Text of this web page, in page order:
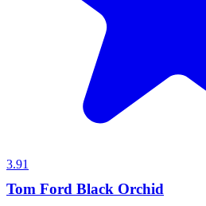
3.91
Tom Ford Black Orchid